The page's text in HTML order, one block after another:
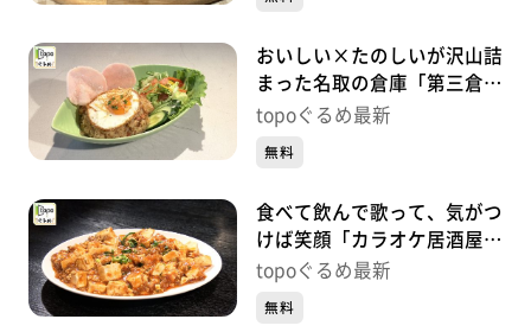
おいしい×たのしいが沢山詰
まった名取の倉庫「第三倉庫
el camino」（名取市植松新
topoぐるめ最新
無料
食べて飲んで歌って、気がつ
けば笑顔「カラオケ居酒屋
KIMUCHIYA」（名取市大手
topoぐるめ最新
無料